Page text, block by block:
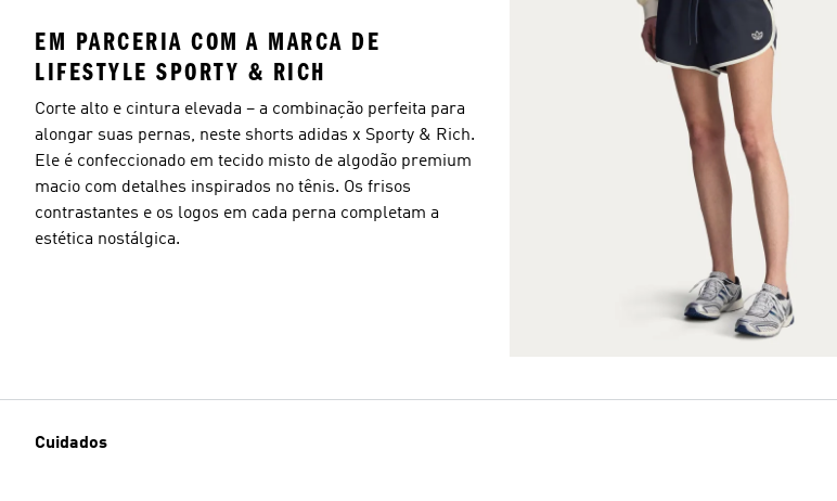
EM PARCERIA COM A MARCA DE
LIFESTYLE SPORTY & RICH
Corte alto e cintura elevada – a combinação perfeita para
alongar suas pernas, neste shorts adidas x Sporty & Rich.
Ele é confeccionado em tecido misto de algodão premium
macio com detalhes inspirados no tênis. Os frisos
contrastantes e os logos em cada perna completam a
estética nostálgica.
Cuidados